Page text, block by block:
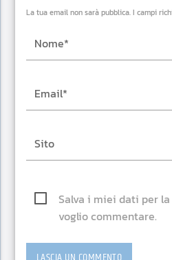
La tua email non sarà pubblica. I campi
Salva i miei dati per
voglio commentare.